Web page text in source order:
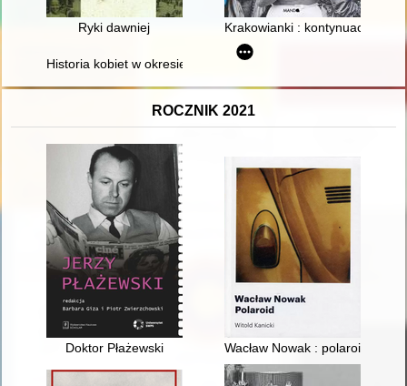
Ryki dawniej Krakowianki : kontynuacja :
Historia kobiet w okresie 1945-1989 : dokonania naukowe,
ROCZNIK 2021
Doktor Płażewski Wacław Nowak : polaroid -